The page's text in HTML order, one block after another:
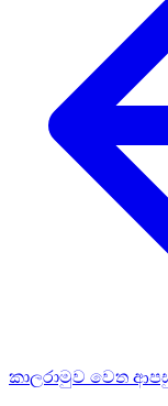
කාලරාමුව වෙත